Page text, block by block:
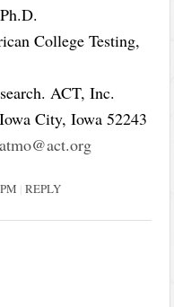
College Testing,
ACT, Inc.
City, Iowa 52243
REPLY